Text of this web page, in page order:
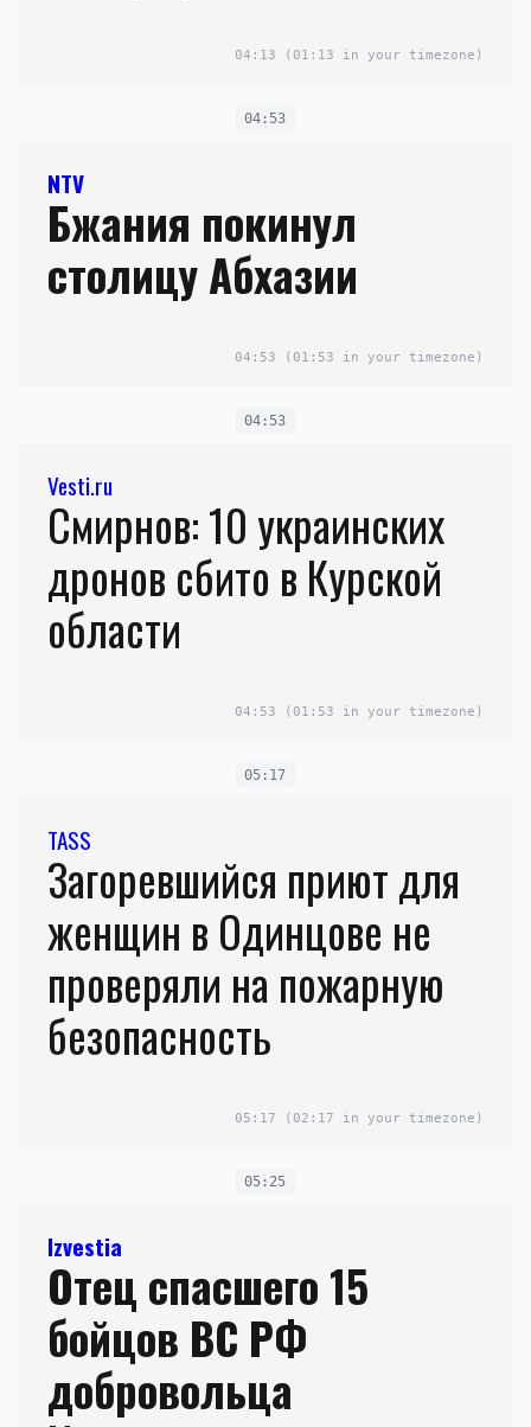
04:13 (01:13 in your timezone)
04:53
NTV
Бжания покинул
столицу Абхазии
04:53 (01:53 in your timezone)
04:53
Vesti.ru
Смирнов: 10 украинских
дронов сбито в Курской
области
04:53 (01:53 in your timezone)
05:17
TASS
Загоревшийся приют для
женщин в Одинцове не
проверяли на пожарную
безопасность
05:17 (02:17 in your timezone)
05:25
Izvestia
Отец спасшего 15
бойцов ВС РФ
добровольца